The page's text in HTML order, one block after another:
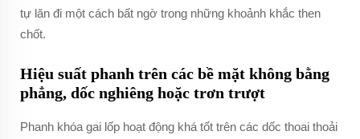
tự lăn đi một cách bất ngờ trong những khoảnh khắc then
chốt.
Hiệu suất phanh trên các bề mặt không bằng
phẳng, dốc nghiêng hoặc trơn trượt
Phanh khóa gai lốp hoạt động khá tốt trên các dốc thoai thoải